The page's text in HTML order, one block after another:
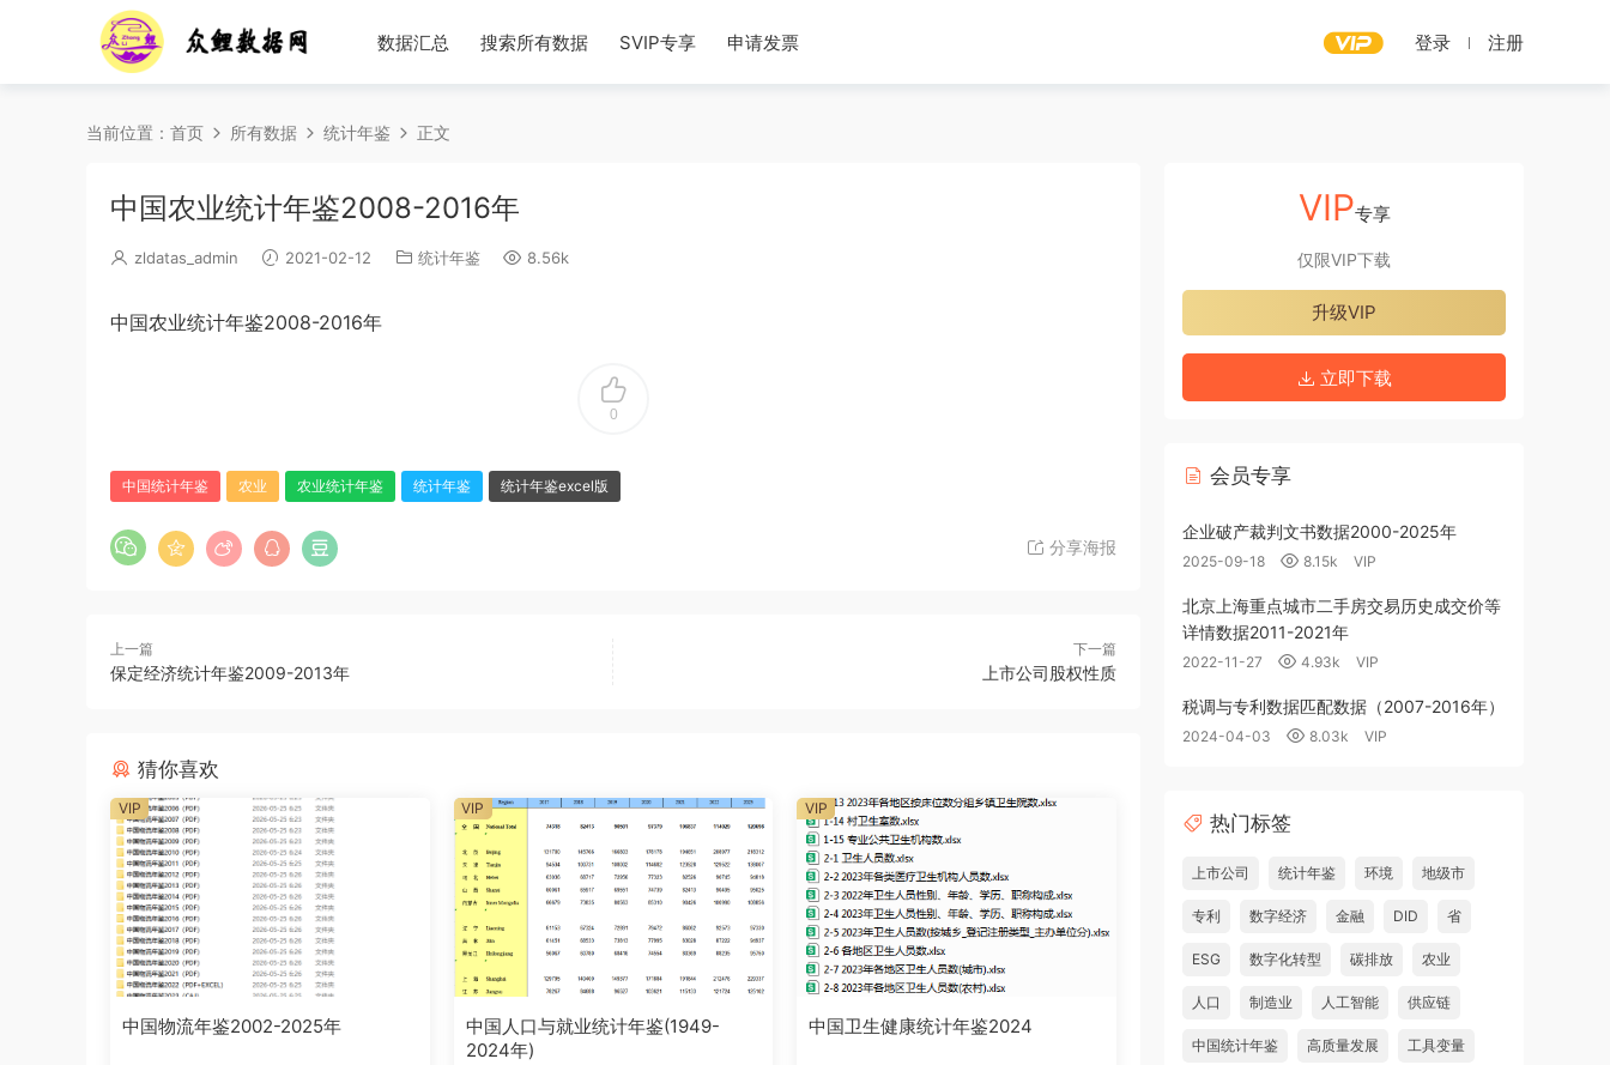
数据汇总 搜索所有数据 SVIP专享 申请发票 登录 注册
当前位置： 首页 所有数据 统计年鉴 正文
中国农业统计年鉴2008-2016年
zldatas_admin 2021-02-12 统计年鉴 8.56k
中国农业统计年鉴2008-2016年
0
中国统计年鉴 农业 农业统计年鉴 统计年鉴 统计年鉴excel版
分享海报
上一篇
保定经济统计年鉴2009-2013年
下一篇
上市公司股权性质
猜你喜欢
中国物流年鉴2002-2025年
VIP
中国人口与就业统计年鉴(1949-
2024年)
VIP
中国卫生健康统计年鉴2024
VIP
VIP专享
仅限VIP下载
升级VIP
立即下载
会员专享
企业破产裁判文书数据2000-2025年
2025-09-18 8.15k VIP
北京上海重点城市二手房交易历史成交价等
详情数据2011-2021年
2022-11-27 4.93k VIP
税调与专利数据匹配数据（2007-2016年）
2024-04-03 8.03k VIP
热门标签
上市公司 统计年鉴 环境 地级市
专利 数字经济 金融 DID 省
ESG 数字化转型 碳排放 农业
人口 制造业 人工智能 供应链
中国统计年鉴 高质量发展 工具变量